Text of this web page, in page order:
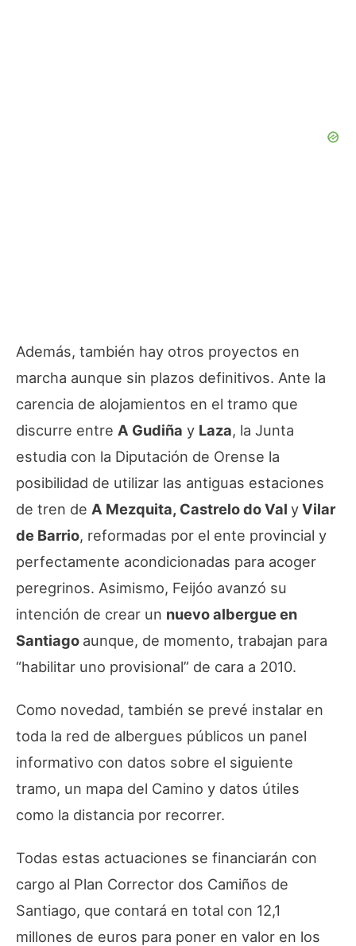
Además, también hay otros proyectos en
marcha aunque sin plazos definitivos. Ante la
carencia de alojamientos en el tramo que
discurre entre A Gudiña y Laza, la Junta
estudia con la Diputación de Orense la
posibilidad de utilizar las antiguas estaciones
de tren de A Mezquita, Castrelo do Val yVilar
de Barrio, reformadas por el ente provincial y
perfectamente acondicionadas para acoger
peregrinos. Asimismo, Feijóo avanzó su
intención de crear un nuevo albergue en
Santiago aunque, de momento, trabajan para
“habilitar uno provisional” de cara a 2010.
Como novedad, también se prevé instalar en
toda la red de albergues públicos un panel
informativo con datos sobre el siguiente
tramo, un mapa del Camino y datos útiles
como la distancia por recorrer.
Todas estas actuaciones se financiarán con
cargo al Plan Corrector dos Camiños de
Santiago, que contará en total con 12,1
millones de euros para poner en valor en los